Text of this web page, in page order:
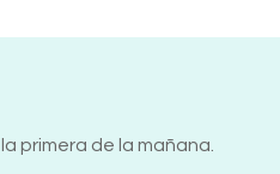
primera de la mañana.